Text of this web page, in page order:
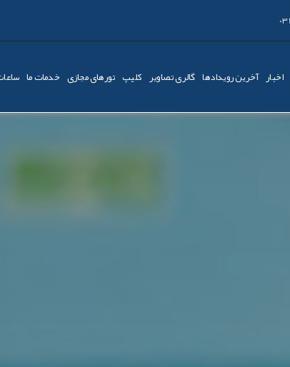
اخبار آخرین رویدادها گالری تصاویر کليپ تورهای مجازی خدمات ما